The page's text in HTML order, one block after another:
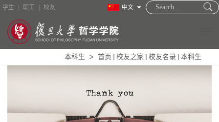
中文
学生 职工 校友
本科生 首页 校友之家 校友名录 本科生